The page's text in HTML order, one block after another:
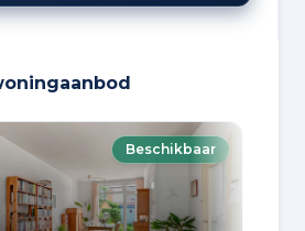
Beschikbaar